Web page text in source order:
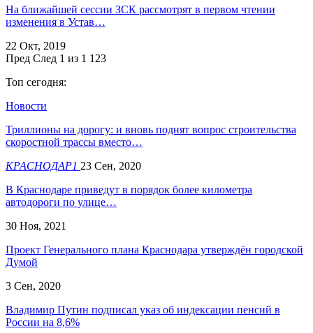
На ближайшей сессии ЗСК рассмотрят в первом чтении
изменения в Устав…
22 Окт, 2019
Пред След 1 из 1 123
Топ сегодня:
Новости
Триллионы на дорогу: и вновь поднят вопрос строительства
скоростной трассы вместо…
КРАСНОДАР1 23 Сен, 2020
В Краснодаре приведут в порядок более километра
автодороги по улице…
30 Ноя, 2021
Проект Генерального плана Краснодара утверждён городской
Думой
3 Сен, 2020
Владимир Путин подписал указ об индексации пенсий в
России на 8,6%